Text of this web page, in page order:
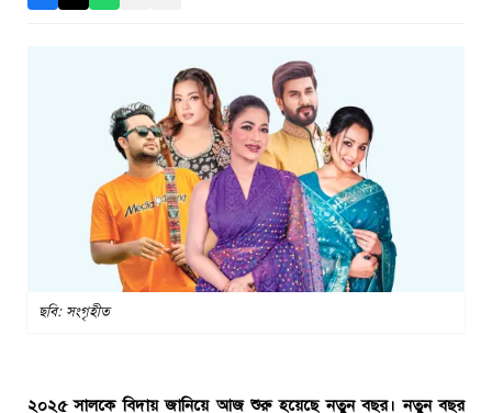
ছবি: সংগৃহীত
২০২৫ সালকে বিদায় জানিয়ে আজ শুরু হয়েছে নতুন বছর। নতুন বছর